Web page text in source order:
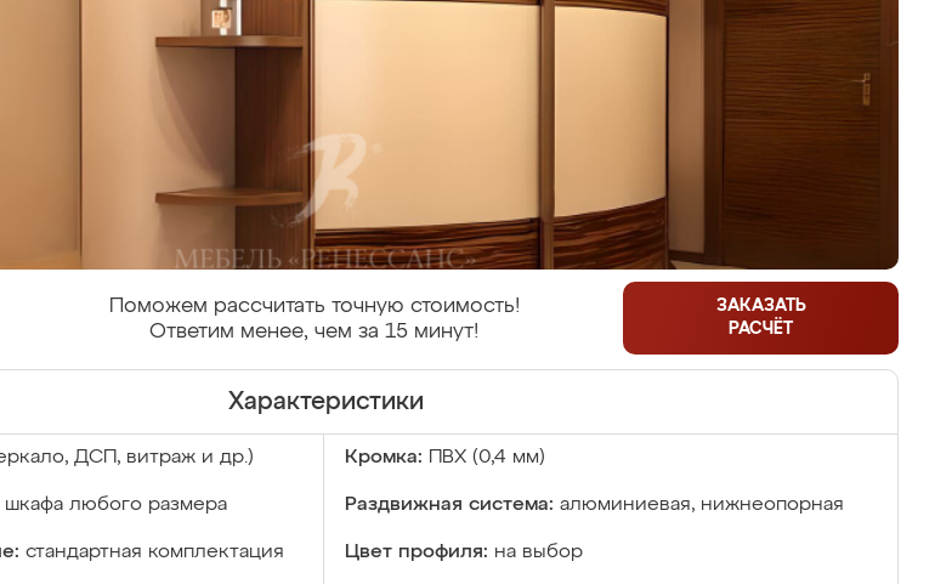
Поможем рассчитать точную стоимость!
Ответим менее, чем за 15 минут!
ЗАКАЗАТЬ
РАСЧЁТ
Характеристики
ДСП, витраж и др.) Кромка: ПВХ (0,4 мм)
шкафа любого размера Раздвижная система: алюминиевая, нижнеопорная
стандартная комплектация Цвет профиля: на выбор